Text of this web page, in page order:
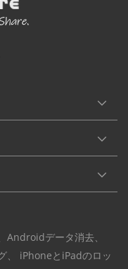
Androidデータ消去、
iPhoneとiPadのロッ